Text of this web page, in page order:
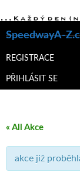
SpeedwayA-
K
WEBU
REGISTRACE
PŘIHLÁSIT SE
« All Akce
akce již